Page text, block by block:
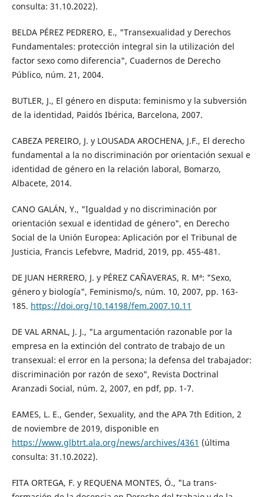
consulta: 31.10.2022).
BELDA PÉREZ PEDRERO, E., "Transexualidad y Derechos
Fundamentales: protección integral sin la utilización del
factor sexo como diferencia", Cuadernos de Derecho
Público, núm. 21, 2004.
BUTLER, J., El género en disputa: feminismo y la subversión
de la identidad, Paidós Ibérica, Barcelona, 2007.
CABEZA PEREIRO, J. y LOUSADA AROCHENA, J.F., El derecho
fundamental a la no discriminación por orientación sexual e
identidad de género en la relación laboral, Bomarzo,
Albacete, 2014.
CANO GALÁN, Y., "Igualdad y no discriminación por
orientación sexual e identidad de género", en Derecho
Social de la Unión Europea: Aplicación por el Tribunal de
Justicia, Francis Lefebvre, Madrid, 2019, pp. 455-481.
DE JUAN HERRERO, J. y PÉREZ CAÑAVERAS, R. Mª: "Sexo,
género y biología", Feminismo/s, núm. 10, 2007, pp. 163-
185. https://doi.org/10.14198/fem.2007.10.11
DE VAL ARNAL, J. J., "La argumentación razonable por la
empresa en la extinción del contrato de trabajo de un
transexual: el error en la persona; la defensa del trabajador:
discriminación por razón de sexo", Revista Doctrinal
Aranzadi Social, núm. 2, 2007, en pdf, pp. 1-7.
EAMES, L. E., Gender, Sexuality, and the APA 7th Edition, 2
de noviembre de 2019, disponible en
https://www.glbtrt.ala.org/news/archives/4361 (última
consulta: 31.10.2022).
FITA ORTEGA, F. y REQUENA MONTES, Ó., "La trans-